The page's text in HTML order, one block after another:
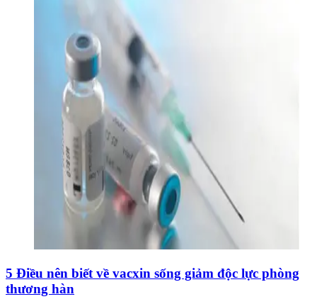
5 Điều nên biết về vacxin sống giảm độc lực phòng
thương hàn